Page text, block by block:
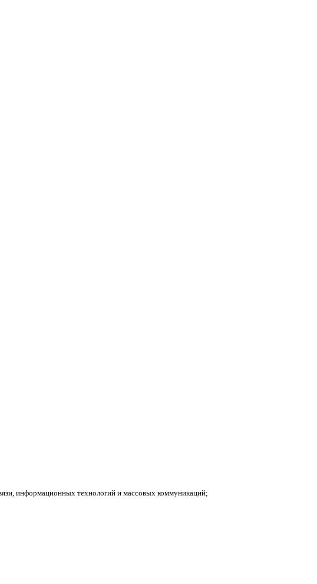
информационных технологий и массовых коммуникаций;